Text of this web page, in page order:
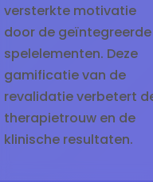
versterkte motivatie
door de geïntegreerde
spelelementen. Deze
gamificatie van de
revalidatie verbetert
therapietrouw en de
klinische resultaten.